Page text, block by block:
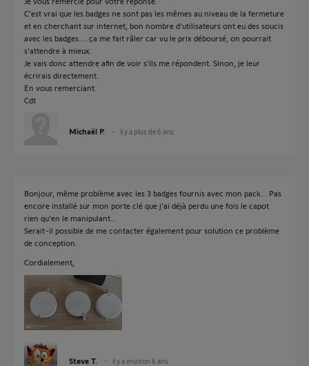
C'est vrai que les badges ne sont pas les mêmes au niveau de la fermeture
et en cherchant sur internet, bon nombre d'utilisateurs ont eu des soucis
avec les badges.....ça me fait râler car vu le prix déboursé, on pourrait
s'attendre à mieux.
Je vais donc attendre afin de voir s'ils me répondent. Sinon, je leur
écrirais directement.
En vous remerciant.
Cdt
Michaël P. il y a plus de 6 ans
Bonjour, même problème avec les 3 badges fournis avec mon pack... Pas
encore installé sur mon porte clé que j'ai déjà perdu une fois le capot
rien qu'en le manipulant...
Serait-il possible de me contacter également pour solution ce problème
de conception.
Cordialement,
Steve T. il y a environ 6 ans